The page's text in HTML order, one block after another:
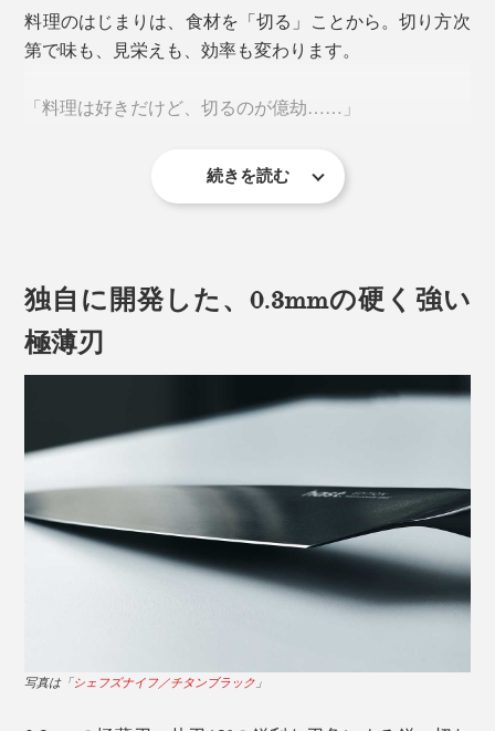
料理のはじまりは、食材を「切る」ことから。切り方次
第で味も、見栄えも、効率も変わります。
「料理は好きだけど、切るのが億劫……」
料理を息抜きとして楽しむ人も、日々のタスクとしてこ
なしている人も、『hast.』のエディションナイフで「切
続きを読む
独自に開発した、0.3mmの硬く強い
極薄刃
写真は「シェフズナイフ／チタンブラック 」